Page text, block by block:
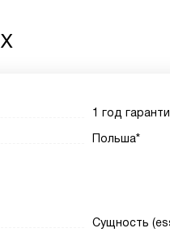
1 год
Польша*
Сущность